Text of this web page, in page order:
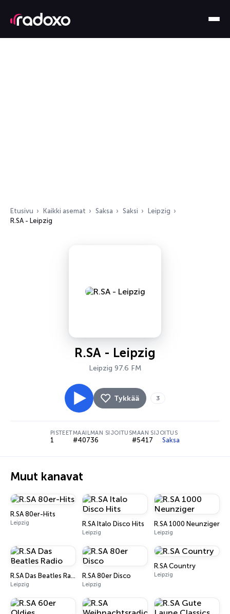
Etusivu Kaikki asemat Saksa Saksi
Leipzig
R.SA - Leipzig
R.SA - Leipzig
Leipzig 97.6 FM
Tykkää 3
PISTEET
1
MAAILMAN SIJOITUS
#40736
MAAN SIJOITUS
#5417 Saksa
Muut kanavat
R.SA 80er-Hits
Leipzig R.SA Italo Disco Hits
Leipzig
R.SA 1000 Neunziger
Leipzig
R.SA Das Beatles Radio
Leipzig
R.SA 80er Disco
Leipzig
R.SA Country
Leipzig